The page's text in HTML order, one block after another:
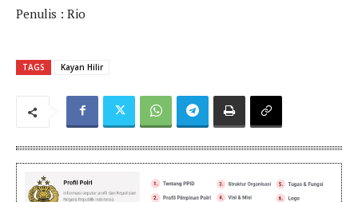
Penulis : Rio
TAGS Kayan Hilir